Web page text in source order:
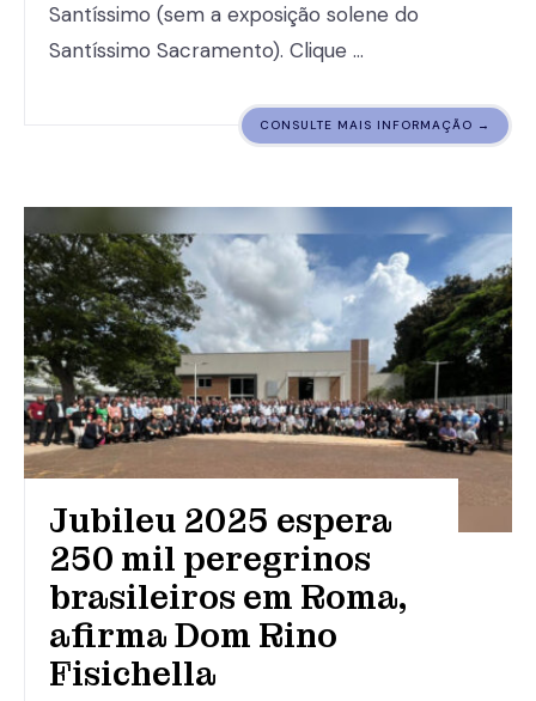
Santíssimo (sem a exposição solene do
Santíssimo Sacramento). Clique …
CONSULTE MAIS INFORMAÇÃO →
Jubileu 2025 espera
250 mil peregrinos
brasileiros em Roma,
afirma Dom Rino
Fisichella